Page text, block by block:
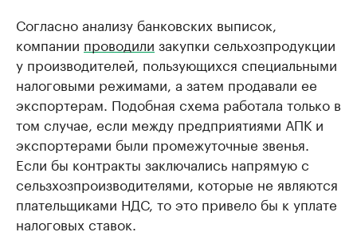
Согласно анализу банковских выписок,
компании проводили закупки сельхозпродукции
у производителей, пользующихся специальными
налоговыми режимами, а затем продавали ее
экспортерам. Подобная схема работала только в
том случае, если между предприятиями АПК и
экспортерами были промежуточные звенья.
Если бы контракты заключались напрямую с
сельзхозпроизводителями, которые не являются
плательщиками НДС, то это привело бы к уплате
налоговых ставок.